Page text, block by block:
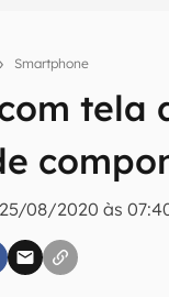
Smartphone
tela
25/08/2020 às
inteligente do
do Canaltech e